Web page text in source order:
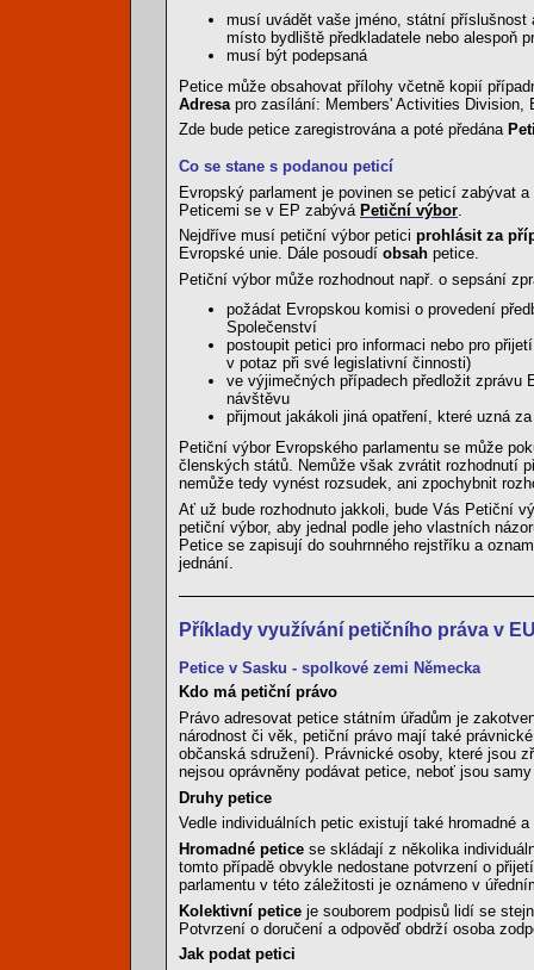
musí uvádět vaše jméno, státní
místo bydliště předkladatele nebo alespoň
musí být podepsaná
Petice může obsahovat přílohy včetně kopií
Adresa pro zasílání: Members' Activities Division,
Zde bude petice zaregistrována a poté předána
Co se stane s podanou peticí
Evropský parlament je povinen se peticí zabývat
Peticemi se v EP zabývá Petiční výbor
Nejdříve musí petiční výbor petici prohlásit za
Evropské unie. Dále posoudí obsah petice.
Petiční výbor může rozhodnout např. o sepsání
požádat Evropskou komisi o provedení
Společenství
postoupit petici pro informaci nebo pro
v potaz při své legislativní činnosti)
ve výjimečných případech předložit zprávu
návštěvu
přijmout jakákoli jiná opatření, které uzná
Petiční výbor Evropského parlamentu se může
členských států. Nemůže však zvrátit rozhodnutí
nemůže tedy vynést rozsudek, ani zpochybnit
Ať už bude rozhodnuto jakkoli, bude Vás Petiční
petiční výbor, aby jednal podle jeho vlastních
Petice se zapisují do souhrnného rejstříku a
jednání.
Příklady využívání petičního práva v
Petice v Sasku - spolkové zemi Německa
Kdo má petiční právo
Právo adresovat petice státním úřadům je
národnost či věk, petiční právo mají také
občanská sdružení). Právnické osoby, které jsou
nejsou oprávněny podávat petice, neboť jsou
Druhy petice
Vedle individuálních petic existují také hromadné
Hromadné petice se skládají z několika
tomto případě obvykle nedostane potvrzení o
parlamentu v této záležitosti je oznámeno v
Kolektivní petice je souborem podpisů lidí se
Potvrzení o doručení a odpověď obdrží osoba
Jak podat petici